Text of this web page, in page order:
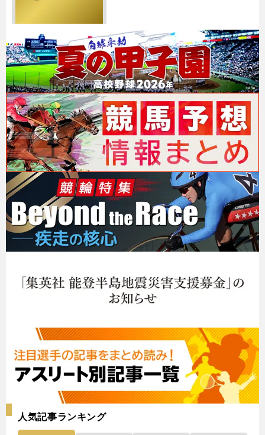
人気記事ランキング